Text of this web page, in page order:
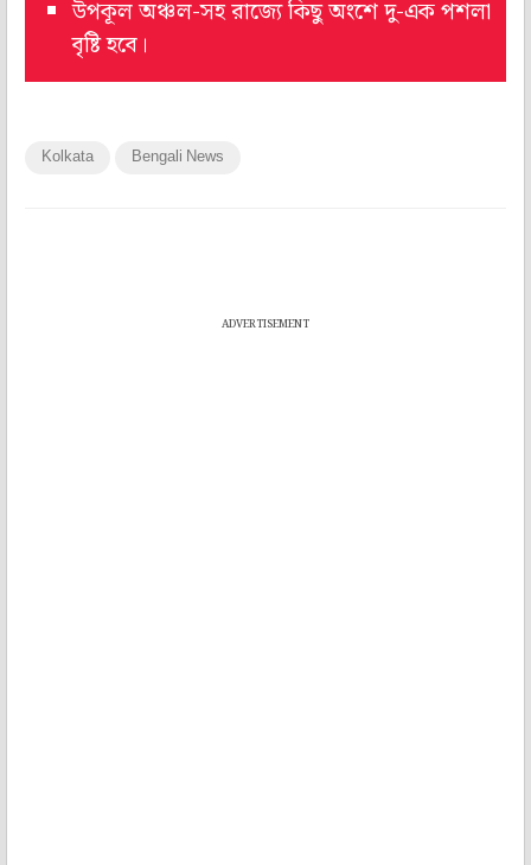
উপকূল অঞ্চল-সহ রাজ্যে কিছু অংশে দু-এক পশলা
বৃষ্টি হবে।
Kolkata Bengali News
ADVERTISEMENT